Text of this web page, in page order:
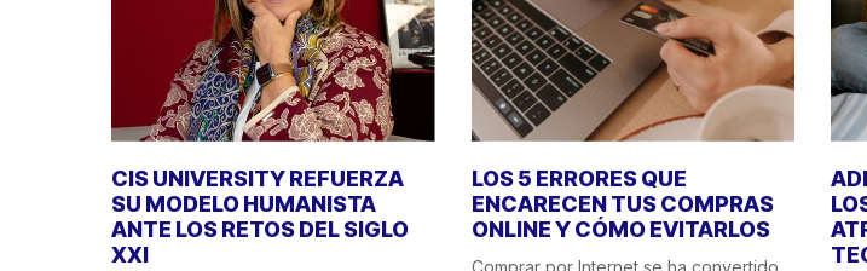
CIS UNIVERSITY REFUERZA
SU MODELO HUMANISTA
ANTE LOS RETOS DEL SIGLO
XXI
LOS 5 ERRORES QUE
ENCARECEN TUS COMPRAS
ONLINE Y CÓMO EVITARLOS
Comprar por Internet se ha convertido